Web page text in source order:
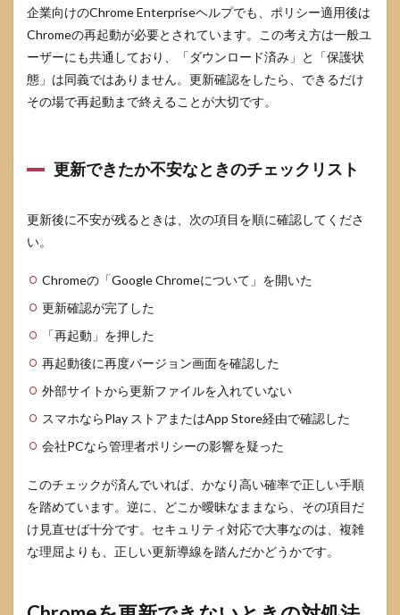
企業向けのChrome Enterpriseヘルプでも、ポリシー適用後は
Chromeの再起動が必要とされています。この考え方は一般ユ
ーザーにも共通しており、「ダウンロード済み」と「保護状
態」は同義ではありません。更新確認をしたら、できるだけ
その場で再起動まで終えることが大切です。
更新できたか不安なときのチェックリスト
更新後に不安が残るときは、次の項目を順に確認してくださ
い。
Chromeの「Google Chromeについて」を開いた
更新確認が完了した
「再起動」を押した
再起動後に再度バージョン画面を確認した
外部サイトから更新ファイルを入れていない
スマホならPlay ストアまたはApp Store経由で確認した
会社PCなら管理者ポリシーの影響を疑った
このチェックが済んでいれば、かなり高い確率で正しい手順
を踏めています。逆に、どこか曖昧なままなら、その項目だ
け見直せば十分です。セキュリティ対応で大事なのは、複雑
な理屈よりも、正しい更新導線を踏んだかどうかです。